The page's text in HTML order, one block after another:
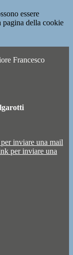
essere
pagina della cookie
Francesco
inviare una mail
per inviare una